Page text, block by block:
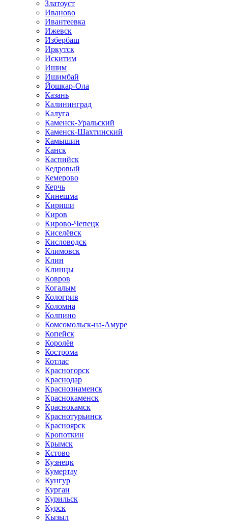
Златоуст
Иваново
Ивантеевка
Ижевск
Избербаш
Иркутск
Искитим
Ишим
Ишимбай
Йошкар-Ола
Казань
Калининград
Калуга
Каменск-Уральский
Каменск-Шахтинский
Камышин
Канск
Каспийск
Кедровый
Кемерово
Керчь
Кинешма
Кириши
Киров
Кирово-Чепецк
Киселёвск
Кисловодск
Климовск
Клин
Клинцы
Ковров
Когалым
Кологрив
Коломна
Колпино
Комсомольск-на-Амуре
Копейск
Королёв
Кострома
Котлас
Красногорск
Краснодар
Краснознаменск
Краснокаменск
Краснокамск
Краснотурьинск
Красноярск
Кропоткин
Крымск
Кстово
Кузнецк
Кумертау
Кунгур
Курган
Курильск
Курск
Кызыл